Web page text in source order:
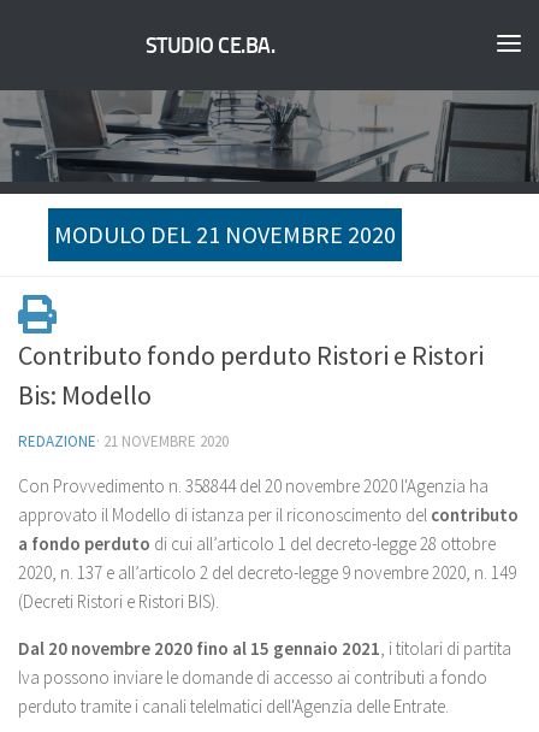
STUDIO CE.BA.
MODULO DEL 21 NOVEMBRE 2020
Contributo fondo perduto Ristori e Ristori
Bis: Modello
REDAZIONE· 21 NOVEMBRE 2020
Con Provvedimento n. 358844 del 20 novembre 2020 l'Agenzia ha
approvato il Modello di istanza per il riconoscimento del contributo
a fondo perduto di cui all’articolo 1 del decreto-legge 28 ottobre
2020, n. 137 e all’articolo 2 del decreto-legge 9 novembre 2020, n. 149
(Decreti Ristori e Ristori BIS).
Dal 20 novembre 2020 fino al 15 gennaio 2021, i titolari di partita
Iva possono inviare le domande di accesso ai contributi a fondo
perduto tramite i canali telelmatici dell'Agenzia delle Entrate.